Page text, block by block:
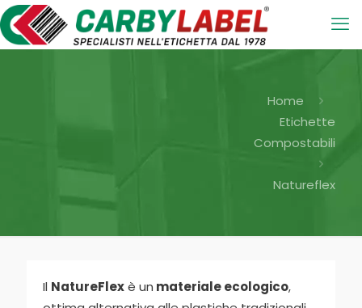
Home
Etichette
Compostabili
Natureflex
Il NatureFlexè un materiale ecologico,